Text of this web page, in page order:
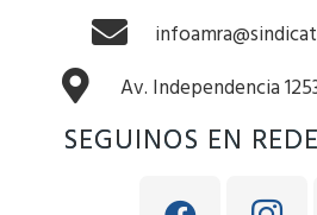
Av. Independencia
SEGUINOS EN